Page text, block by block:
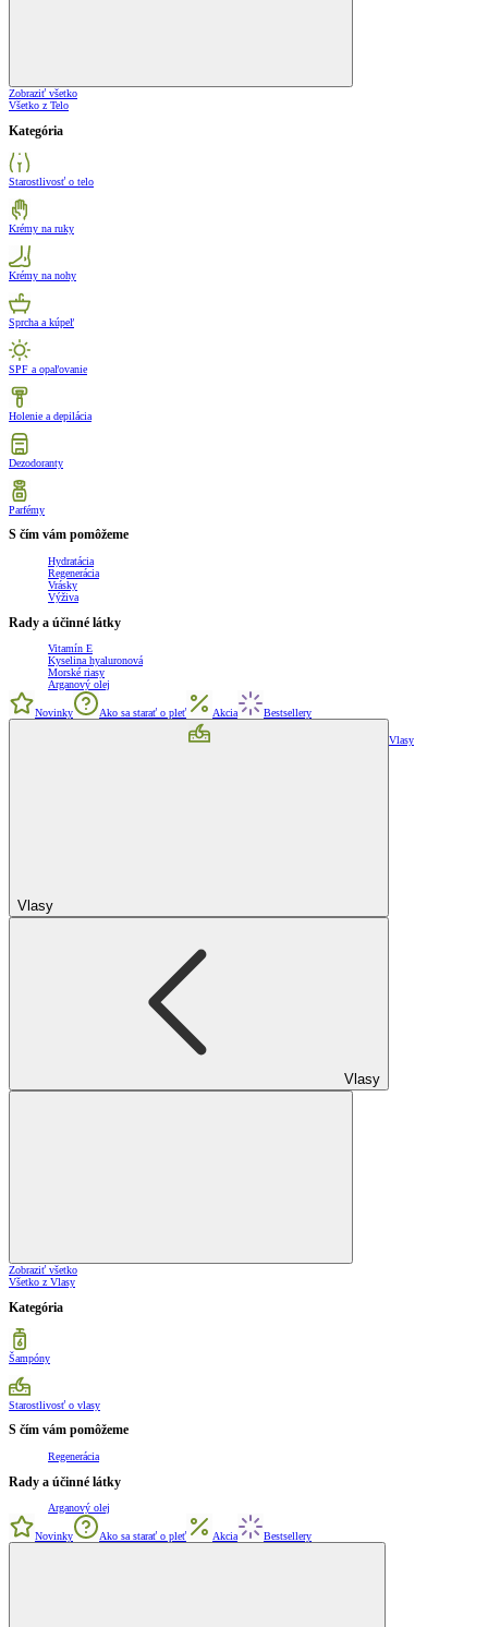
Zobraziť všetko
Všetko z Telo
Kategória
Starostlivosť o telo
Krémy na ruky
Krémy na nohy
Sprcha a kúpeľ
SPF a opaľovanie
Holenie a depilácia
Dezodoranty
Parfémy
S čím vám pomôžeme
Hydratácia
Regenerácia
Vrásky
Výživa
Rady a účinné látky
Vitamín E
Kyselina hyaluronová
Morské riasy
Arganový olej
Novinky Ako sa starať o pleť Akcia Bestsellery
Vlasy
Vlasy
Vlasy
Zobraziť všetko
Všetko z Vlasy
Kategória
Šampóny
Starostlivosť o vlasy
S čím vám pomôžeme
Regenerácia
Rady a účinné látky
Arganový olej
Novinky Ako sa starať o pleť Akcia Bestsellery